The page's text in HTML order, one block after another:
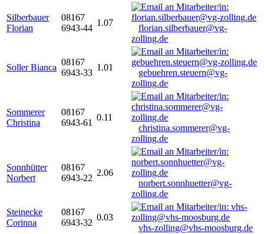
Silberbauer
Florian
08167
6943-44
1.07
florian.silberbauer@vg-
zolling.de
Soller Bianca
08167
6943-33
1.01
gebuehren.steuern@vg-
zolling.de
Sommerer
Christina
08167
6943-61
0.11
christina.sommerer@vg-
zolling.de
Sonnhütter
Norbert
08167
6943-22
2.06
norbert.sonnhuetter@vg-
zolling.de
Steinecke
Corinna
08167
6943-32
0.03
vhs-zolling@vhs-moosburg.de